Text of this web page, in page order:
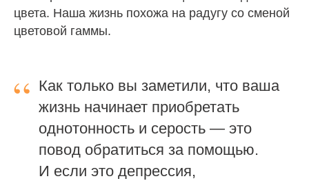
цвета. Наша жизнь похожа на радугу со сменой
цветовой гаммы.
“ Как только вы заметили, что ваша
жизнь начинает приобретать
однотонность и серость — это
повод обратиться за помощью.
И если это депрессия,